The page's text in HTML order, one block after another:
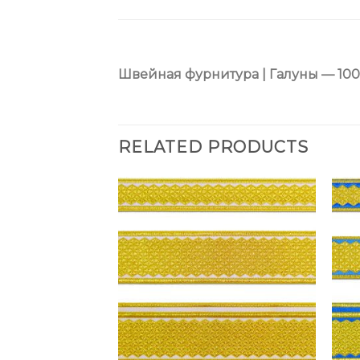
Швейная фурнитура | Галуны —
RELATED PRODUCTS